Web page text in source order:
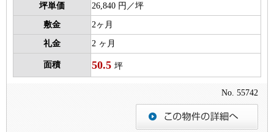
坪単価 26,840 円／坪
敷金 2ヶ月
礼金 2 ヶ月
面積 50.5 坪
No. 55742